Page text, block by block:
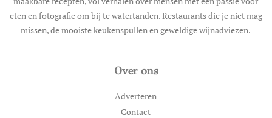
eten en fotografie om bij te watertanden. Restaurants die je niet mag
missen, de mooiste keukenspullen en geweldige wijnadviezen.
Over ons
Adverteren
Contact